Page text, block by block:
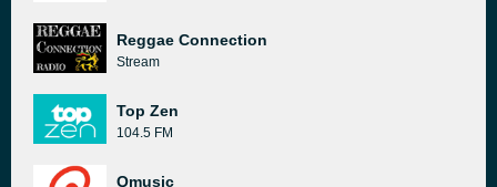
Reggae Connection
Stream
Top Zen
104.5 FM
Qmusic